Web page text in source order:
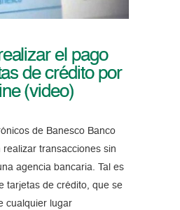
el pago
de crédito por
(video)
de Banesco Banco
realizar transacciones sin
agencia bancaria. Tal es
tarjetas de crédito, que se
cualquier lugar